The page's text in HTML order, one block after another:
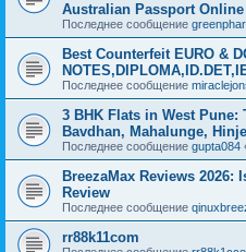
Australian Passport Online
Последнее сообщение
Best Counterfeit EURO &
Последнее сообщение
3 BHK Flats in West
Bavdhan, Mahalunge,
Последнее сообщение gupta084
BreezaMax Reviews
Review
Последнее сообщение
rr88k11com